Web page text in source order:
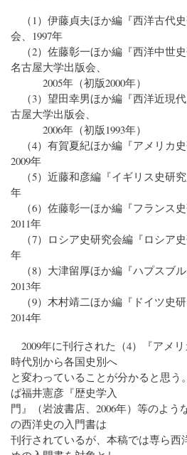
（1）伊藤貞夫ほか編『西洋古代
会、1997年
（2）佐藤彰一ほか編『西洋中世史
名古屋大学出版会、
2005年（初版2000年）
（3）望田幸男ほか編『西洋近現
古屋大学出版会、
2006年（初版1993年）
（4）有賀夏紀ほか編『アメリカ史
2009年
（5）近藤和彦編『イギリス史研
年
（6）佐藤彰一ほか編『フランス史
2011年
（7）ロシア史研究会編『ロシア
年
（8）大津留厚ほか編『ハプスブル
2013年
（9）木村靖二ほか編『ドイツ史研
2014年
2009年に刊行された（4）『アメリ
時代別から各国史別へ
と変わっていることが分かると思う
ば福井憲彦『歴史学入
門』（岩波書店、2006年）等のよう
の西洋史の入門書は
刊行されているが、本稿では専ら西